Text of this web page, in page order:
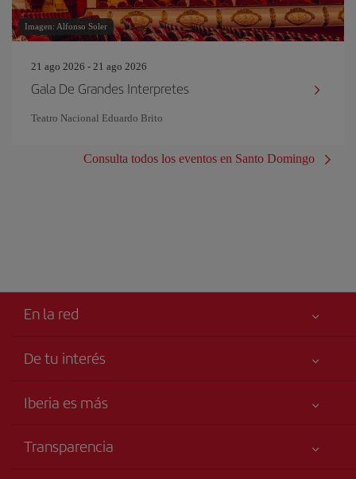
Imagen: Alfonso Soler
21 ago 2026 - 21 ago 2026
Gala De Grandes Interpretes
Teatro Nacional Eduardo Brito
Consulta todos los eventos en Santo Domingo
En la red
De tu interés
Accesibilidad
Iberia es más
Grupo Iberia
Transparencia